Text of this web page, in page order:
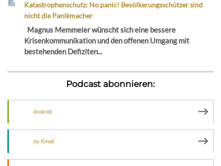
Katastrophenschutz: No panic! Bevölkerungsschützer sind
nicht die Panikmacher
Magnus Memmeler wünscht sich eine bessere
Krisenkommunikation und den offenen Umgang mit
bestehenden Defiziten...
Podcast abonnieren:
Android
by Email